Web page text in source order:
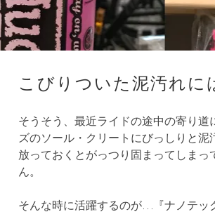
こびりついた泥汚れに
そうそう、最近ライドの途中の寄り
ズのソール・クリートにびっしりと
放っておくとがっつり固まってしま
ん。
そんな時に活躍するのが…『ナノテッ